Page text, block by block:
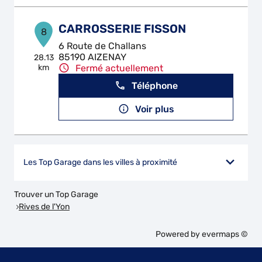
8
28.13
km
CARROSSERIE FISSON
6 Route de Challans
85190 AIZENAY
Fermé actuellement
Téléphone
Voir plus
Les Top Garage dans les villes à proximité
Trouver un Top Garage
Rives de l'Yon
Powered byevermaps ©